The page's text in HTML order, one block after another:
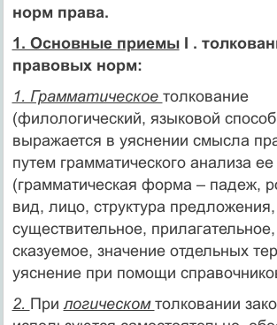
норм права.
1. Основные приемыI .
правовых норм:
1. Грамматическое толкование
(филологический, языковой
выражается в уяснении смысла
путем грамматического анализа ее
(грамматическая форма – падеж,
вид, лицо, структура предложения,
существительное,
сказуемое, значение отдельных
уяснение при помощи
2. При логическом толковании